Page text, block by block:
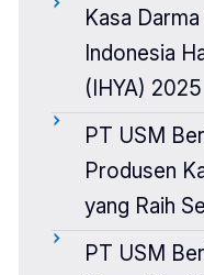
Kasa
Indonesia
(IHYA) 2025
PT USM
Produsen
yang Raih
PT USM